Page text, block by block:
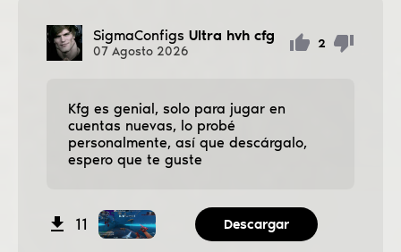
SigmaConfigs Ultra hvh cfg
07 Agosto 2026
2
Kfg es genial, solo para jugar en
cuentas nuevas, lo probé
personalmente, así que descárgalo,
espero que te guste
11 Descargar